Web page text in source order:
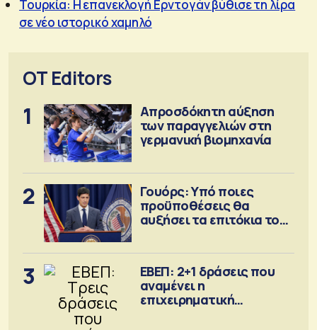
Τουρκία: Η επανεκλογή Ερντογάν βύθισε τη λίρα
σε νέο ιστορικό χαμηλό
OT Editors
1
Απροσδόκητη αύξηση
των παραγγελιών στη
γερμανική βιομηχανία
2
Γουόρς: Υπό ποιες
προϋποθέσεις θα
αυξήσει τα επιτόκια τον
3
ΕΒΕΠ: 2+1 δράσεις που
αναμένει η
επιχειρηματική